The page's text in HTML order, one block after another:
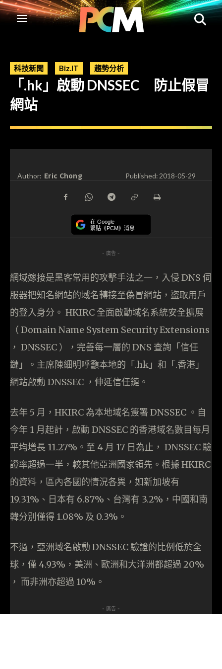
科技新聞 Biz.IT 趨勢分析
「.hk」啟動 DNSSEC 防止假冒
網站
Author: Eric Chong Published:2018-05-29
在 Google
緊貼《PCM》消息
- 廣告 -
網域嫁接是黑客常用的攻擊手法之一，入侵 DNS 伺
服器把知名網站的域名轉接至偽冒網站，盜取用戶
的登入身分。 HKIRC 全面啟動域名系統安全擴展
（ Domain Name System Security Extensions
， DNSSEC ），完善每一層的 DNS 查詢「信任
鏈」。主席陳細明呼籲本地的「.hk」和「.香港」
網站啟動 DNSSEC ，伸延信任鏈。
去年 5 月，HKIRC 為本地域名簽署 DNSSEC 。自
今年 1 月起計，啟動 DNSSEC 的香港域名數目每月
平均增長 11.27%。至 4 月 17 日為止， DNSSEC 驗
證率超過一半，較其他亞洲國家領先。根據 HKIRC
的資料，區內各國的情況各異，如新加坡有
19.31%、日本有 6.87%、台灣有 3.2%，中國和南
韓分別僅得 1.08% 及 0.3%。
不過，亞洲域名啟動 DNSSEC 驗證的比例低於全
球，僅 4.93%，美洲、歐洲和大洋洲都超過 20%
， 而非洲亦超過 10%。
- 廣告 -